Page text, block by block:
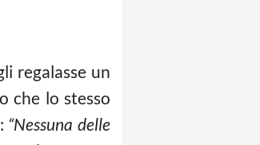
regalasse un
che lo stesso
“Nessuna delle